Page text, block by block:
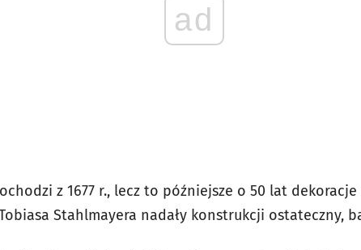
ad
z 1677 r., lecz to późniejsze o 50 lat
Stahlmayera nadały konstrukcji ostateczny,